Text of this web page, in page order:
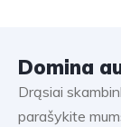
Domina
Drąsiai
parašykite